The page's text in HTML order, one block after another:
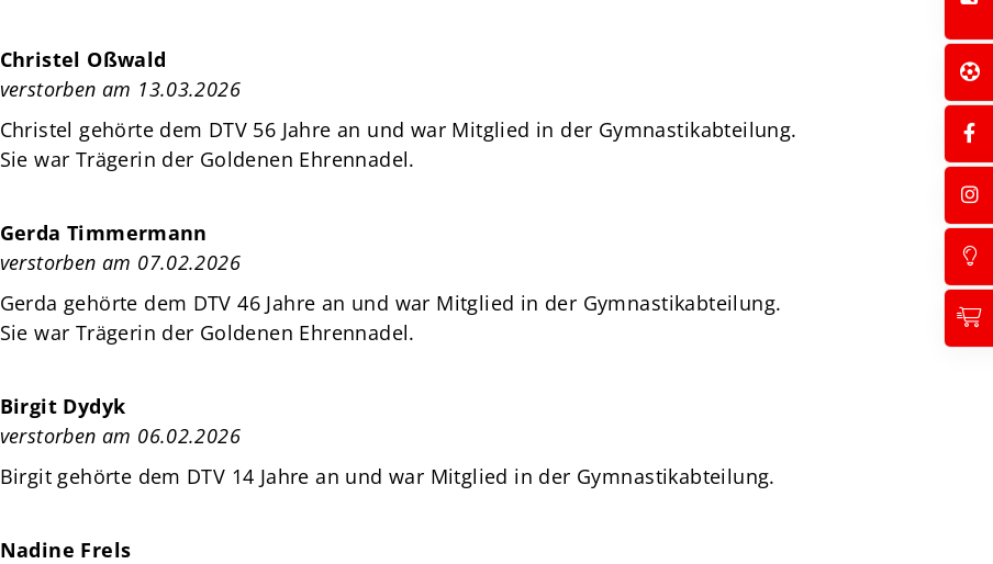
Christel Oßwald
verstorben am 13.03.2026
Christel gehörte dem DTV 56 Jahre an und war Mitglied in der Gymnastikabteilung.
Sie war Trägerin der Goldenen Ehrennadel.
Gerda Timmermann
verstorben am 07.02.2026
Gerda gehörte dem DTV 46 Jahre an und war Mitglied in der Gymnastikabteilung.
Sie war Trägerin der Goldenen Ehrennadel.
Birgit Dydyk
verstorben am 06.02.2026
Birgit gehörte dem DTV 14 Jahre an und war Mitglied in der Gymnastikabteilung.
Nadine Frels